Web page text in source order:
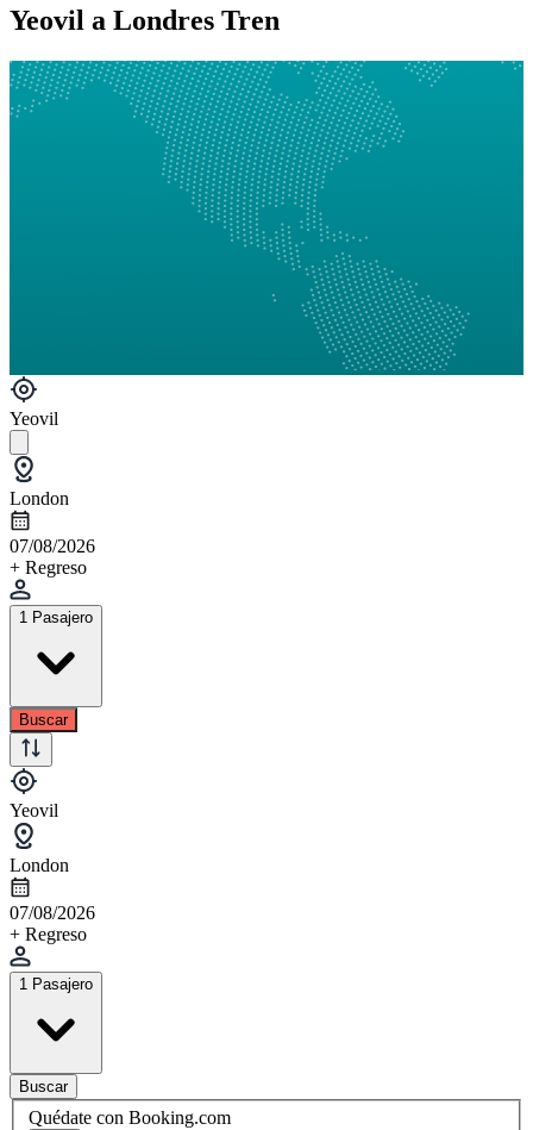
Yeovil a Londres Tren
Yeovil
London
07/08/2026
+ Regreso
1 Pasajero
Buscar
Yeovil
London
07/08/2026
+ Regreso
1 Pasajero
Buscar
Quédate con Booking.com